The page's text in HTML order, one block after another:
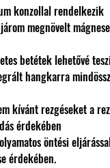
konzollal rendelkezik
megnövelt
betétek lehetővé
hangkarra
kívánt rezgéseket a
érdekében
öntési
érdekében.